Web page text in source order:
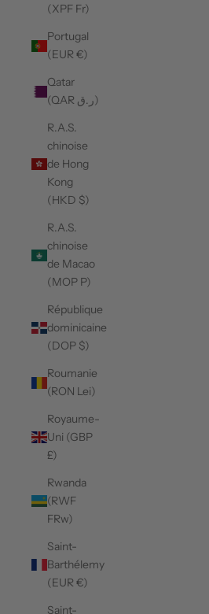
(XPF Fr)
Portugal
(EUR €)
Qatar
(QAR ر.ق)
R.A.S.
chinoise
de Hong
Kong
(HKD $)
R.A.S.
chinoise
de Macao
(MOP P)
République
dominicaine
(DOP $)
Roumanie
(RON Lei)
Royaume-
Uni (GBP
£)
Rwanda
(RWF
FRw)
Saint-
Barthélemy
(EUR €)
Saint-